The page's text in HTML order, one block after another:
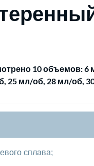
10 объемов: 6
25 мл/об, 28 мл/об,
сплава;